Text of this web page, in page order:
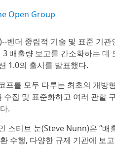
Open Group
)--벤더 중립적 기술 및 표준 기
3 배출량 보고를 간소화하는
1.0의 출시를 발표했다.
프를 모두 다루는 최초의 개방
집 및 표준화하고 여러 관할
.
스티브 눈(Steve Nunn)은 “
수행, 다양한 규제 기관에 보